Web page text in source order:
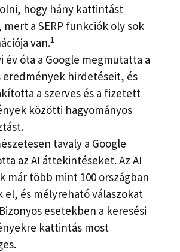
hogy hány kattintást
mert a SERP funkciók oly sok
van.1
év óta a Google megmutatta a
eredmények hirdetéseit, és
a szerves és a fizetett
közötti hagyományos
tavaly a Google
az AI áttekintéseket. Az AI
már több mint 100 országban
el, és mélyreható válaszokat
esetekben a keresési
kattintás most